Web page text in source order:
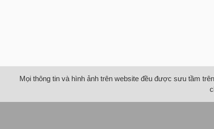
Mọi thông tin và hình ảnh trên website đều được sưu tầm